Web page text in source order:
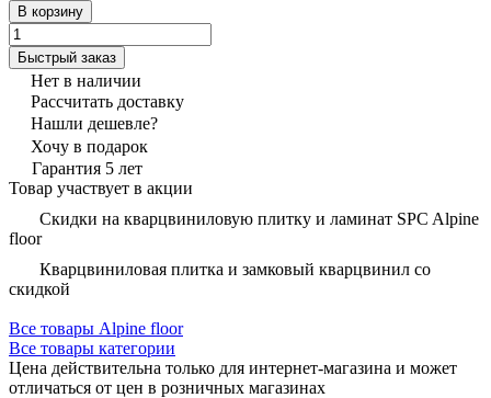
В корзину
Быстрый заказ
Нет в наличии
Рассчитать доставку
Нашли дешевле?
Хочу в подарок
Гарантия 5 лет
Товар участвует в акции
Скидки на кварцвиниловую плитку и ламинат SPC Alpine
floor
Кварцвиниловая плитка и замковый кварцвинил со
скидкой
Все товары Alpine floor
Все товары категории
Цена действительна только для интернет-магазина и может
отличаться от цен в розничных магазинах